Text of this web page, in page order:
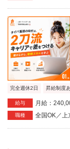
完全週休2日 昇給制度
給与 月給：
職種 全国OK／上